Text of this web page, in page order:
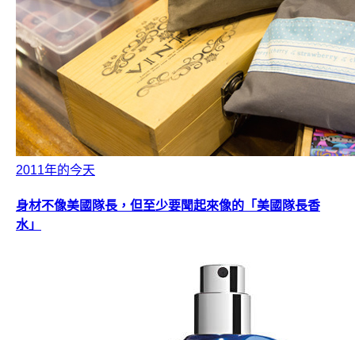
2011年的今天
身材不像美國隊長，但至少要聞起來像的「美國隊長香
水」